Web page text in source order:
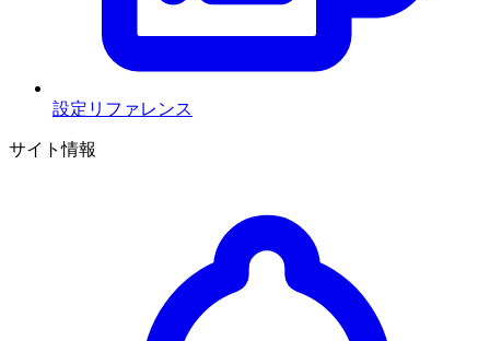
設定リファレンス
サイト情報